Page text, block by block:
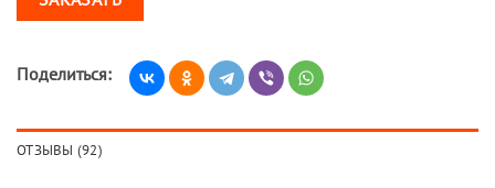
Поделиться:
ОТЗЫВЫ (92)